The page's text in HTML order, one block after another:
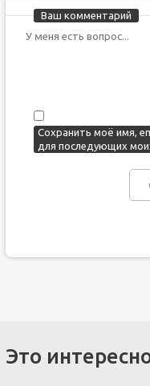
Ваш комментарий
Сохранить моё имя,
для последующих
Это